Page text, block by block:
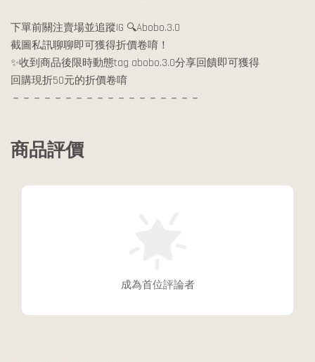
下單前關注賣場並追蹤IG 🔍Abobo.3.0
截圖私訊聊聊即可獲得折價卷唷！
✨收到商品後限時動態tag abobo.3.0分享回饋即可獲得
回購現折50元的折價卷唷
－－－－－－－－－－－－－－－－－－
商品評價
成為首位評論者